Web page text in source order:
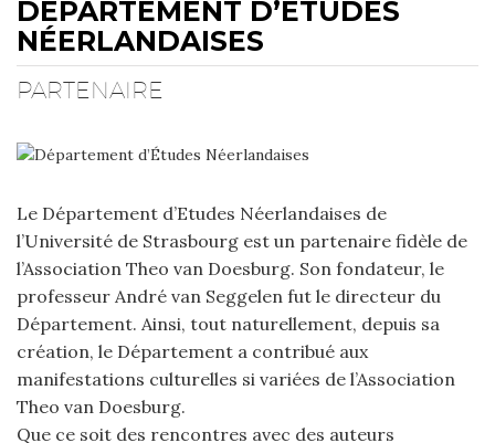
DÉPARTEMENT D’ÉTUDES
NÉERLANDAISES
PARTENAIRE
Le Département d’Etudes Néerlandaises de
l’Université de Strasbourg est un partenaire fidèle de
l’Association Theo van Doesburg. Son fondateur, le
professeur André van Seggelen fut le directeur du
Département. Ainsi, tout naturellement, depuis sa
création, le Département a contribué aux
manifestations culturelles si variées de l’Association
Theo van Doesburg.
Que ce soit des rencontres avec des auteurs